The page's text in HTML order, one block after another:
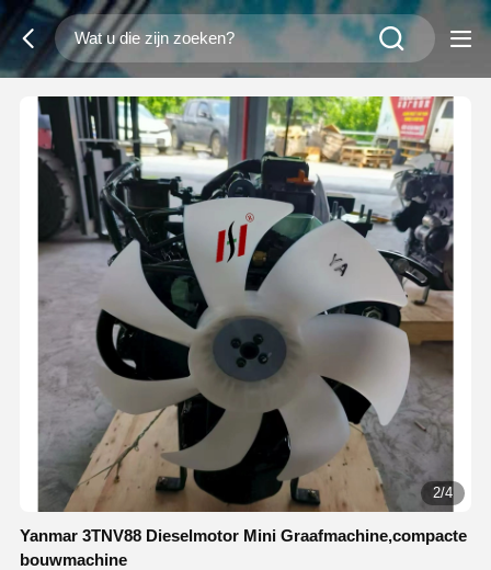
2/4
Yanmar 3TNV88 Dieselmotor Mini Graafmachine,compacte
bouwmachine